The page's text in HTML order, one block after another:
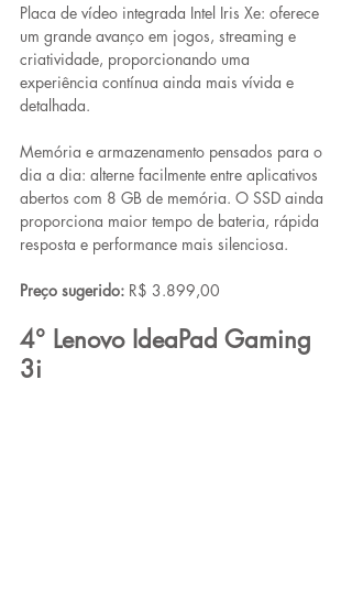
Placa de vídeo integrada Intel Iris Xe: oferece
um grande avanço em jogos, streaming e
criatividade, proporcionando uma
experiência contínua ainda mais vívida e
detalhada.
Memória e armazenamento pensados para o
dia a dia: alterne facilmente entre aplicativos
abertos com 8 GB de memória. O SSD ainda
proporciona maior tempo de bateria, rápida
resposta e performance mais silenciosa.
Preço sugerido: R$ 3.899,00
4° Lenovo IdeaPad Gaming
3i